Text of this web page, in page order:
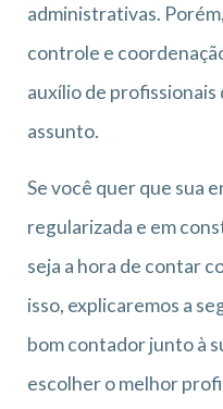
administrativas.
controle e
auxílio de profissionais
assunto.
Se você quer que sua
regularizada e em
seja a hora de contar
isso, explicaremos a
bom contador junto à
escolher o melhor